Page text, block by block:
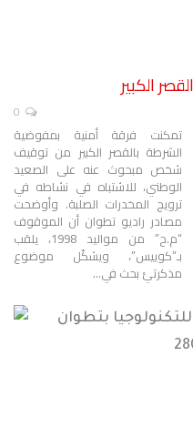
الكبير
تمكنت فرقة أمنية بمفوضية
الشرطة بالقصر الكبير من توقيف
شخص مبحوث عنه على الصعيد
الوطني، للاشتباه في نشاطه في
ترويج المخدرات الصلبة. وأوضحت
مصادر راديو تطوان أن الموقوف
“م.ح” من مواليد 1998، يلقب
بـ”كوييس”، ويشكّل موضوع
مذكرتيْ بحث في…